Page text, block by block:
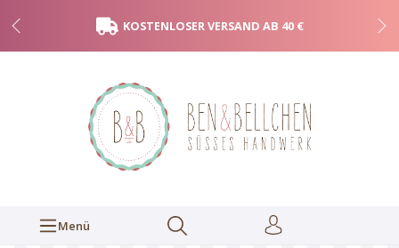
KOSTENLOSER VERSAND AB 40 €
Menü